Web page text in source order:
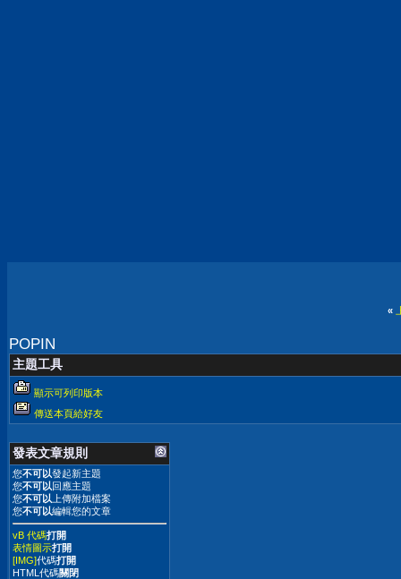
«
POPIN
主題工具
顯示可列印版本
傳送本頁給好友
發表文章規則
您不可以發起新主題
您不可以回應主題
您不可以 上傳附加檔案
您不可以編輯您的文章
vB 代碼打開
表情圖示打開
[IMG]代碼打開
HTML代碼關閉